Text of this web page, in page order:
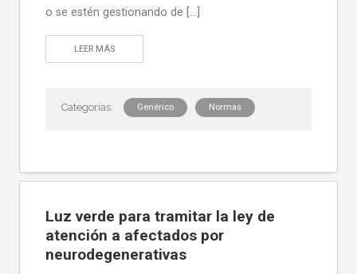
o se estén gestionando de […]
LEER MÁS
Genérico Normas
Luz verde para tramitar la ley de
atención a afectados por
neurodegenerativas